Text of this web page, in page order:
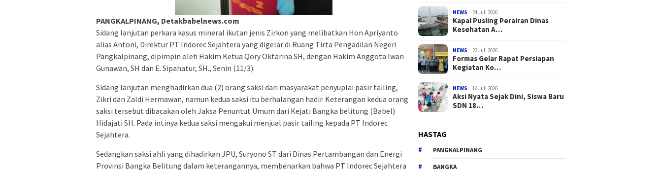
PANGKALPINANG, Detakbabelnews.com
Sidang lanjutan perkara kasus mineral ikutan jenis Zirkon yang melibatkan Hon Apriyanto
alias Antoni, Direktur PT Indorec Sejahtera yang digelar di Ruang Tirta Pengadilan Negeri
Pangkalpinang, dipimpin oleh Hakim Ketua Qory Oktarina SH, dengan Hakim Anggota Iwan
Gunawan, SH dan E. Sipahatur, SH., Senin (11/3).
Sidang lanjutan menghadirkan dua (2) orang saksi dari masyarakat penyuplai pasir tailing,
Zikri dan Zaldi Hermawan, namun kedua saksi itu berhalangan hadir. Keterangan kedua orang
saksi tersebut dibacakan oleh Jaksa Penuntut Umum dari Kejati Bangka belitung (Babel)
Hidajati SH. Pada intinya kedua saksi mengakui menjual pasir tailing kepada PT Indorec
Sejahtera.
Sedangkan saksi ahli yang dihadirkan JPU, Suryono ST dari Dinas Pertambangan dan Energi
Provinsi Bangka Belitung dalam keterangannya, membenarkan bahwa PT Indorec Sejahtera
NEWS 24 Juli 2026
Kapal Pusling Perairan Dinas
Kesehatan A…
NEWS 22 Juli 2026
Formas Gelar Rapat Persiapan
Kegiatan Ko…
NEWS 16 Juli 2026
Aksi Nyata Sejak Dini, Siswa Baru
SDN 18…
HASTAG
PANGKALPINANG
BANGKA